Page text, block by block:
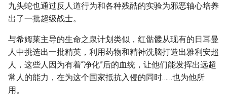
九头蛇也通过反人道行为和各种残酷的实验为邪恶轴心培养
出了一批超级战士。
与希姆莱主导的生命之泉计划类似，红骷髅从现有的日耳曼
人中挑选出一批精英，利用药物和精神洗脑打造出雅利安超
人，这些人因为有着“净化”后的血统，让他们能发挥出远超
常人的能力，在为这个国家抵抗入侵的同时……也为他所
用。